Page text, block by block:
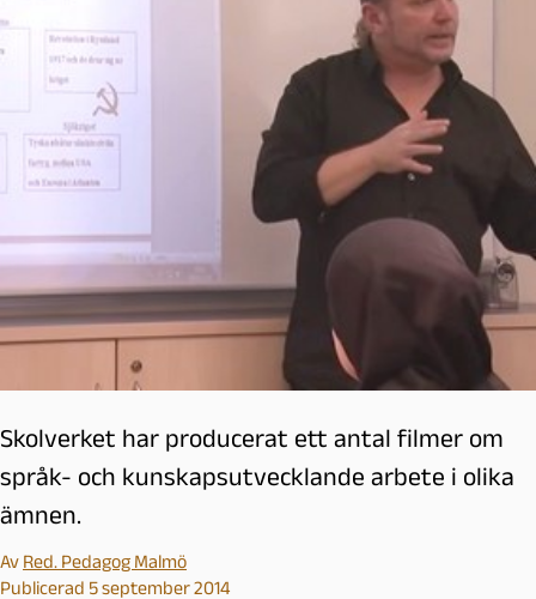
Skolverket har producerat ett antal filmer om
språk- och kunskapsutvecklande arbete i olika
ämnen.
Av Red. Pedagog Malmö
Publicerad 5 september 2014